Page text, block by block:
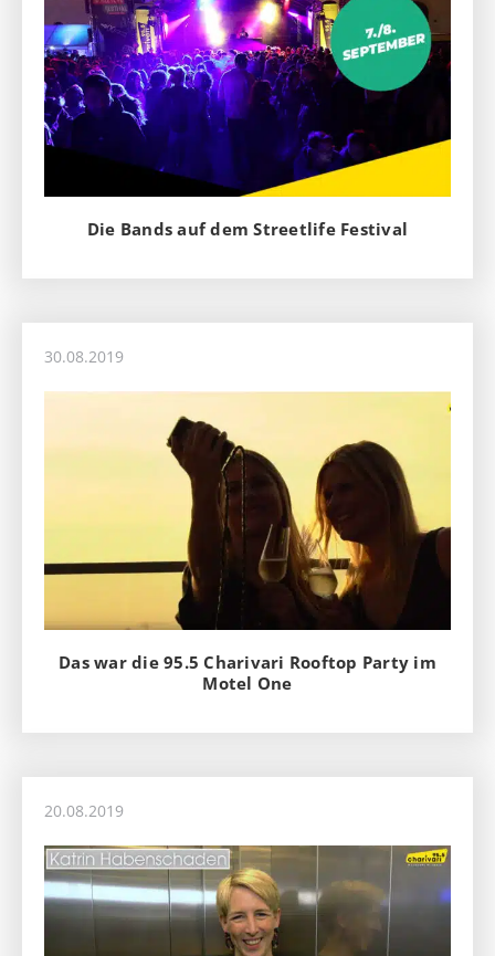
Die Bands auf dem Streetlife Festival
30.08.2019
Das war die 95.5 Charivari Rooftop Party im
Motel One
20.08.2019